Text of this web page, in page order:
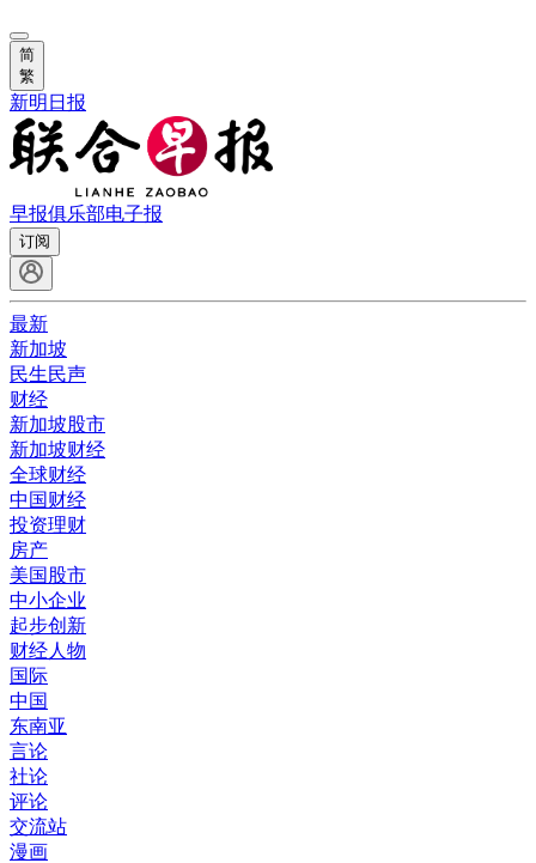
简
繁
新明日报
早报俱乐部电子报
订阅
最新
新加坡
民生民声
财经
新加坡股市
新加坡财经
全球财经
中国财经
投资理财
房产
美国股市
中小企业
起步创新
财经人物
国际
中国
东南亚
言论
社论
评论
交流站
漫画